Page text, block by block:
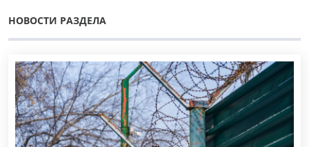
НОВОСТИ РАЗДЕЛА